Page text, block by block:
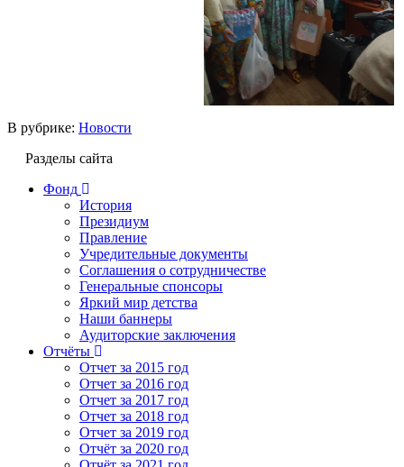
В рубрике: Новости
Разделы сайта
Фонд
История
Президиум
Правление
Учредительные документы
Соглашения о сотрудничестве
Генеральные спонсоры
Яркий мир детства
Наши баннеры
Аудиторские заключения
Отчёты
Отчет за 2015 год
Отчет за 2016 год
Отчет за 2017 год
Отчет за 2018 год
Отчет за 2019 год
Отчёт за 2020 год